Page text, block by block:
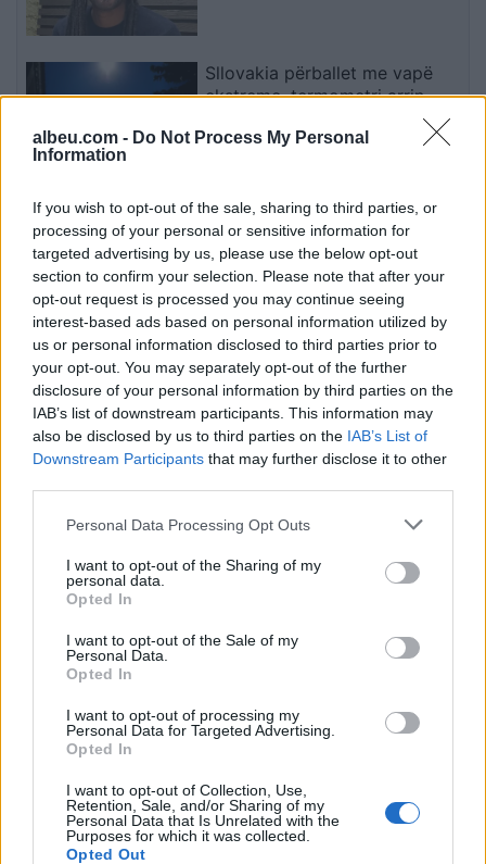
albeu.com - Do Not Process My Personal
Information
If you wish to opt-out of the sale, sharing to third parties, or
processing of your personal or sensitive information for
targeted advertising by us, please use the below opt-out
section to confirm your selection. Please note that after your
opt-out request is processed you may continue seeing
interest-based ads based on personal information utilized by
us or personal information disclosed to third parties prior to
your opt-out. You may separately opt-out of the further
disclosure of your personal information by third parties on the
IAB’s list of downstream participants. This information may
also be disclosed by us to third parties on the IAB’s List of
Downstream Participants that may further disclose it to other
Personal Data Processing Opt Outs
I want to opt-out of the Sharing of my
personal data.
Opted In
I want to opt-out of the Sale of my
Personal Data.
Opted In
I want to opt-out of processing my
Personal Data for Targeted Advertising.
Opted In
I want to opt-out of Collection, Use,
Retention, Sale, and/or Sharing of my
Personal Data that Is Unrelated with the
Purposes for which it was collected.
Opted Out
Sllovakia përballet me vapë
ekstreme, termometri arrin
MPB: Brenda gjashtë orësh u
sanksionuan 222 drejtues
motoçikletash
Juristi i së drejtës penale
ndërkombëtare për “Bota sot”:
A kanë kompetencë Dhomat e
Specializuara të Kosovës për
krime kundër njerëzimit pas
zbulimit të…
Dilema prindërore: Lejohet
dera e mbyllur në dhomën e
psikologëve